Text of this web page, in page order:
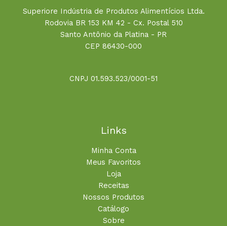
Superiore Indústria de Produtos Alimentícios Ltda.
Rodovia BR 153 KM 42 - Cx. Postal 510
Santo Antônio da Platina - PR
CEP 86430-000
CNPJ 01.593.523/0001-51
Links
Minha Conta
Meus Favoritos
Loja
Receitas
Nossos Produtos
Catálogo
Sobre